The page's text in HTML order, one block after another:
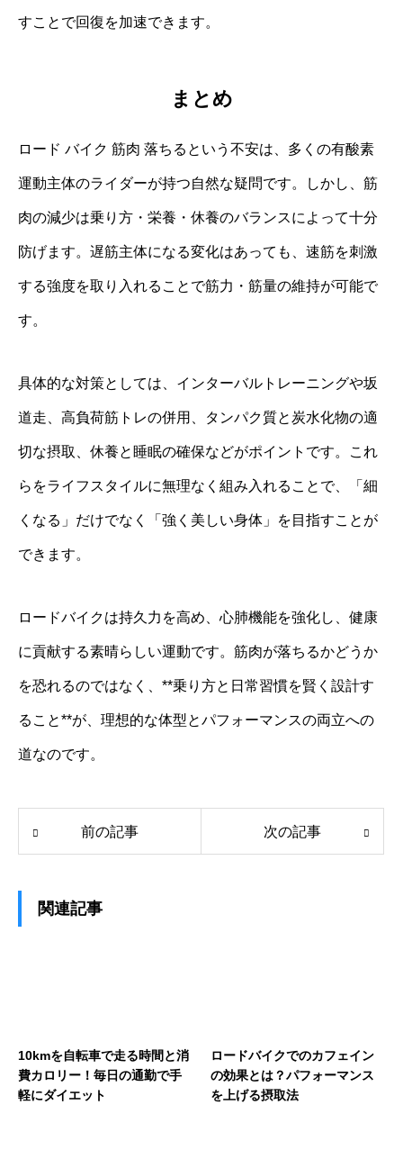
すことで回復を加速できます。
まとめ
ロード バイク 筋肉 落ちるという不安は、多くの有酸素
運動主体のライダーが持つ自然な疑問です。しかし、筋
肉の減少は乗り方・栄養・休養のバランスによって十分
防げます。遅筋主体になる変化はあっても、速筋を刺激
する強度を取り入れることで筋力・筋量の維持が可能で
す。
具体的な対策としては、インターバルトレーニングや坂
道走、高負荷筋トレの併用、タンパク質と炭水化物の適
切な摂取、休養と睡眠の確保などがポイントです。これ
らをライフスタイルに無理なく組み入れることで、「細
くなる」だけでなく「強く美しい身体」を目指すことが
できます。
ロードバイクは持久力を高め、心肺機能を強化し、健康
に貢献する素晴らしい運動です。筋肉が落ちるかどうか
を恐れるのではなく、**乗り方と日常習慣を賢く設計す
ること**が、理想的な体型とパフォーマンスの両立への
道なのです。
前の記事 次の記事
関連記事
10kmを自転車で走る時間と消
費カロリー！毎日の通勤で手
軽にダイエット
ロードバイクでのカフェイン
の効果とは？パフォーマンス
を上げる摂取法